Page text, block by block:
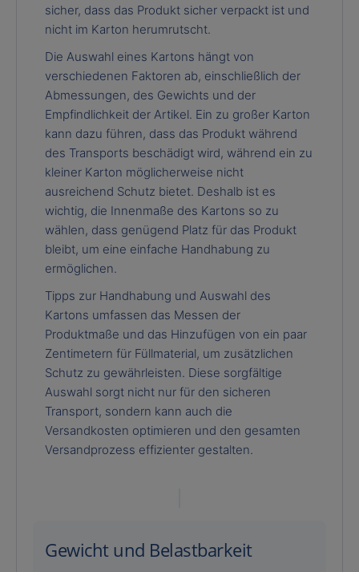
sicher, dass das Produkt sicher verpackt ist und
nicht im Karton herumrutscht.
Die Auswahl eines Kartons hängt von
verschiedenen Faktoren ab, einschließlich der
Abmessungen, des Gewichts und der
Empfindlichkeit der Artikel. Ein zu großer Karton
kann dazu führen, dass das Produkt während
des Transports beschädigt wird, während ein zu
kleiner Karton möglicherweise nicht
ausreichend Schutz bietet. Deshalb ist es
wichtig, die Innenmaße des Kartons so zu
wählen, dass genügend Platz für das Produkt
bleibt, um eine einfache Handhabung zu
ermöglichen.
Tipps zur Handhabung und Auswahl des
Kartons umfassen das Messen der
Produktmaße und das Hinzufügen von ein paar
Zentimetern für Füllmaterial, um zusätzlichen
Schutz zu gewährleisten. Diese sorgfältige
Auswahl sorgt nicht nur für den sicheren
Transport, sondern kann auch die
Versandkosten optimieren und den gesamten
Versandprozess effizienter gestalten.
Gewicht und Belastbarkeit